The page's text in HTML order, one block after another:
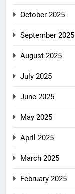
October 2025
September 2025
August 2025
July 2025
June 2025
May 2025
April 2025
March 2025
February 2025